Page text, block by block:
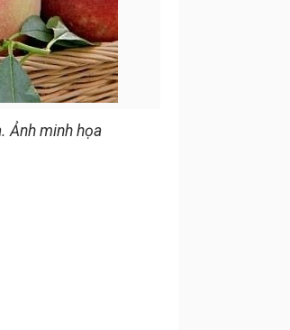
Ảnh minh họa